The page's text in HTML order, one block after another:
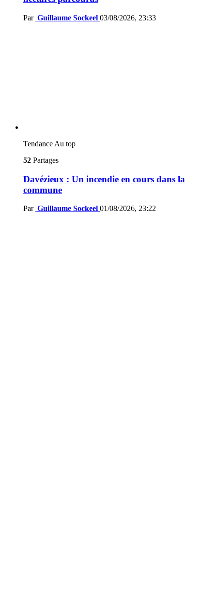
Par Guillaume Sockeel 03/08/2026, 23:33
Tendance Au top
52 Partages
Davézieux : Un incendie en cours dans la
commune
Par Guillaume Sockeel 01/08/2026, 23:22